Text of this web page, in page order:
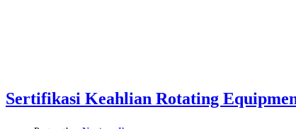
Sertifikasi Keahlian Rotating